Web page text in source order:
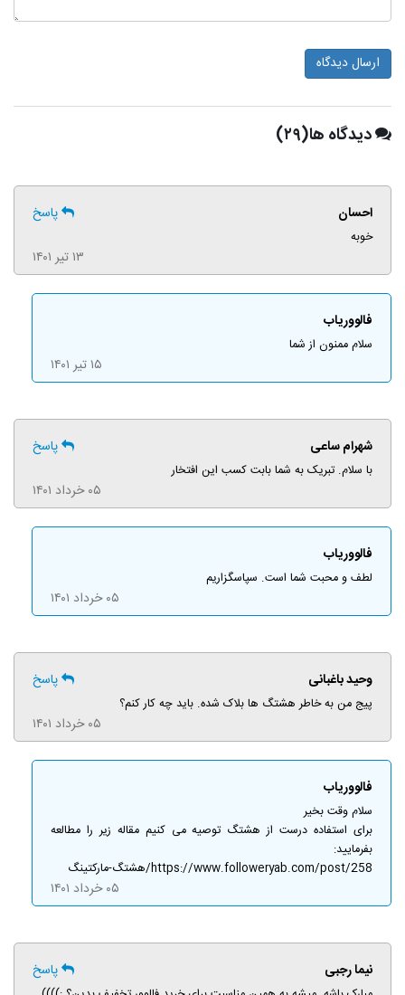
ارسال دیدگاه
دیدگاه ها(۲۹)
احسان پاسخ
خوبه
۱۳ تیر ۱۴۰۱
فالووریاب
سلام ممنون از شما
۱۵ تیر ۱۴۰۱
شهرام ساعی پاسخ
با سلام. تبریک به شما بابت کسب این افتخار
۰۵ خرداد ۱۴۰۱
فالووریاب
لطف و محبت شما است. سپاسگزاریم
۰۵ خرداد ۱۴۰۱
وحید باغبانی پاسخ
پیج من به خاطر هشتگ ها بلاک شده. باید چه کار کنم؟
۰۵ خرداد ۱۴۰۱
فالووریاب
سلام وقت بخیر
برای استفاده درست از هشتگ توصیه می کنیم مقاله زیر را مطالعه
بفرمایید:
https://www.followeryab.com/post/258/هشتگ-مارکتینگ
۰۵ خرداد ۱۴۰۱
نیما رجبی پاسخ